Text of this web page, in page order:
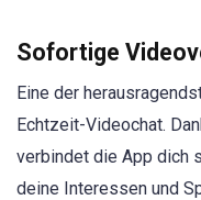
Sofortige
Eine der
Echtzeit-Videochat.
verbindet die App dich
deine Interessen und